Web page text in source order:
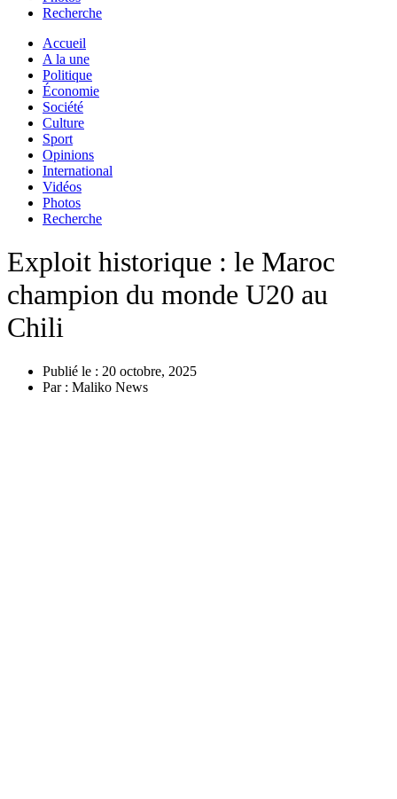
Recherche
Accueil
A la une
Politique
Économie
Société
Culture
Sport
Opinions
International
Vidéos
Photos
Recherche
Exploit historique : le Maroc
champion du monde U20 au
Chili
Publié le : 20 octobre, 2025
Par : Maliko News